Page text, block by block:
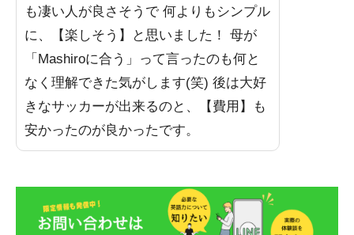
も凄い人が良さそうで 何よりもシンプル
に、【楽しそう】と思いました！ 母が
「Mashiroに合う」って言ったのも何と
なく理解できた気がします(笑) 後は大好
きなサッカーが出来るのと、【費用】も
安かったのが良かったです。